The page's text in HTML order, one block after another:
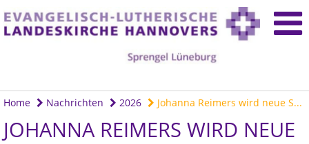
Home Nachrichten 2026 Johanna Reimers wird neue S...
JOHANNA REIMERS WIRD NEUE